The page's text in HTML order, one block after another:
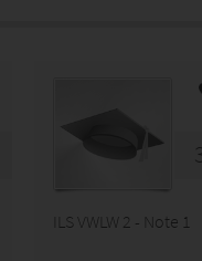
ILS VWLW 2 - Note 1